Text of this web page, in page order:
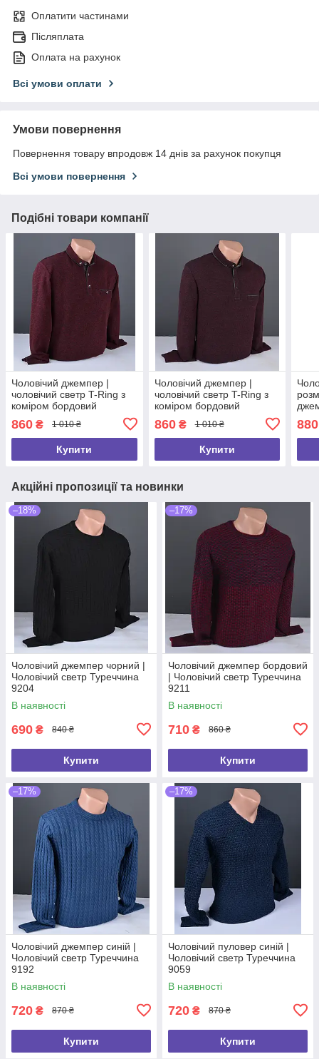
Оплатити частинами
Післяплата
Оплата на рахунок
Всі умови оплати
Умови повернення
Повернення товару впродовж 14 днів за рахунок покупця
Всі умови повернення
Подібні товари компанії
Чоловічий джемпер |
чоловічий светр T-Ring з
коміром бордовий
860 ₴ 1 010 ₴
Купити
Чоловічий джемпер |
чоловічий светр T-Ring з
коміром бордовий
860₴ 1 010 ₴
Купити
880
Акційні пропозиції та новинки
–18%
Чоловічий джемпер чорний |
Чоловічий светр Туреччина
9204
В наявності
690 ₴ 840 ₴
Купити
–17%
Чоловічий джемпер бордовий
| Чоловічий светр Туреччина
9211
В наявності
710 ₴ 860 ₴
Купити
–17%
Чоловічий джемпер синій |
Чоловічий светр Туреччина
9192
В наявності
720 ₴ 870 ₴
Купити
–17%
Чоловічий пуловер синій |
Чоловічий светр Туреччина
9059
В наявності
720 ₴ 870 ₴
Купити